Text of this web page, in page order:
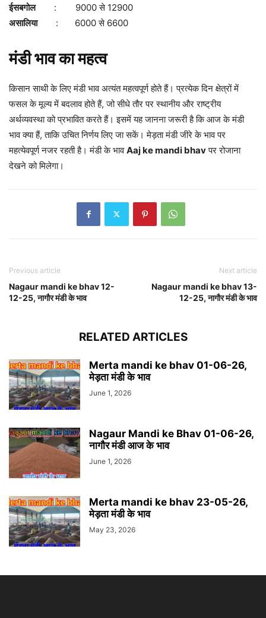
ईसबगोल
: 9000 से 12900
असालिया : 6000 से 6600
मंडी भाव का महत्व
किसान साथी के लिए मंडी भाव अत्यंत महत्वपूर्ण होते हैं। प्रत्येक दिन क्षेत्रों में
फसल के मूल्य में बदलाव होते हैं, जो सीधे तौर पर स्थानीय और राष्ट्रीय
अर्थव्यवस्था को प्रभावित करते हैं। इसमें यह जानना जरूरी है कि आज के मंडी
भाव क्या हैं, ताकि उचित निर्णय लिए जा सकें। मेड़ता मंडी जीरे के भाव पर
महत्येवपूर्ण नजर रहती है। मंडी के भावAaj ke mandi bhavपर रोजाना
देखने को मिलेगा।
Previous article
Nagaur mandi ke bhav 12-
12-25, नागौर मंडी के भाव
Next article
Nagaur mandi ke bhav 13-
12-25, नागौर मंडी के भाव
RELATED ARTICLES
Merta mandi ke bhav 01-06-26,
मेड़ता मंडी के भाव
June 1, 2026
Nagaur Mandi ke Bhav 01-06-26,
नागौर मंडी आज के भाव
June 1, 2026
Merta mandi ke bhav 23-05-26,
मेड़ता मंडी के भाव
May 23, 2026